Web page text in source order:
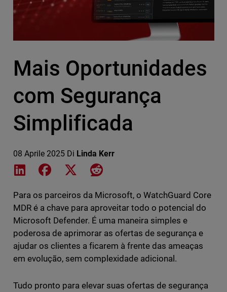
Mais Oportunidades
com Segurança
Simplificada
08 Aprile 2025 Di Linda Kerr
Share on LinkedIn
Share on Facebook
Share on XShare on Reddit
Para os parceiros da Microsoft, o WatchGuard Core
MDR é a chave para aproveitar todo o potencial do
Microsoft Defender. É uma maneira simples e
poderosa de aprimorar as ofertas de segurança e
ajudar os clientes a ficarem à frente das ameaças
em evolução, sem complexidade adicional.
Tudo pronto para elevar suas ofertas de segurança